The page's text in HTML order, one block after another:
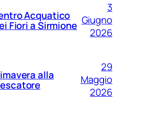
Acquatico
Fiori a Sirmione
3
Giugno
2026
alla
29
Maggio
2026